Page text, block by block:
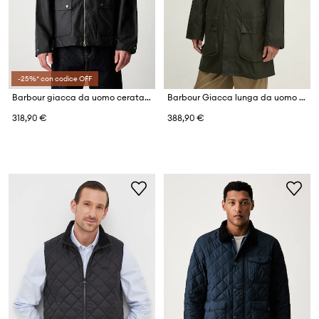
-25%* con codice OFF
Barbour giacca da uomo cerata BEDALE
318,90 €
Barbour Giacca lunga da uomo in cotone
388,90 €